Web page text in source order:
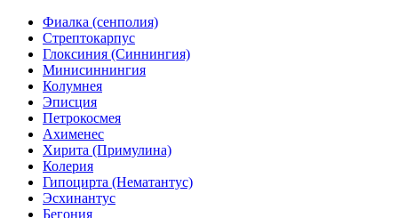
Фиалка (сенполия)
Стрептокарпус
Глоксиния (Синнингия)
Минисиннингия
Колумнея
Эписция
Петрокосмея
Ахименес
Хирита (Примулина)
Колерия
Гипоцирта (Нематантус)
Эсхинантус
Бегония